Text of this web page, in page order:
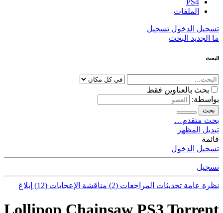
PS4
الملفات
تسجيل الدخول تسجيل
ما الجديد البحث
البحث
بحث بالعناوين فقط
بواسطة:
بحث
بحث متقدم…
تبديل المظهر
قائمة
تسجيل الدخول
تسجيل
نظرة عامة تحديثات المراجعات (2) مناقشة الإعجابات (12) إبلاغ